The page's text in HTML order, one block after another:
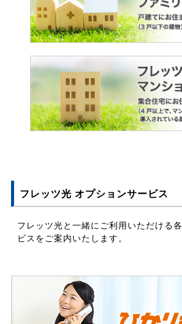
フレッツ光 オプションサービス
フレッツ光と一緒にご利用いただける
ビスをご案内いたします。